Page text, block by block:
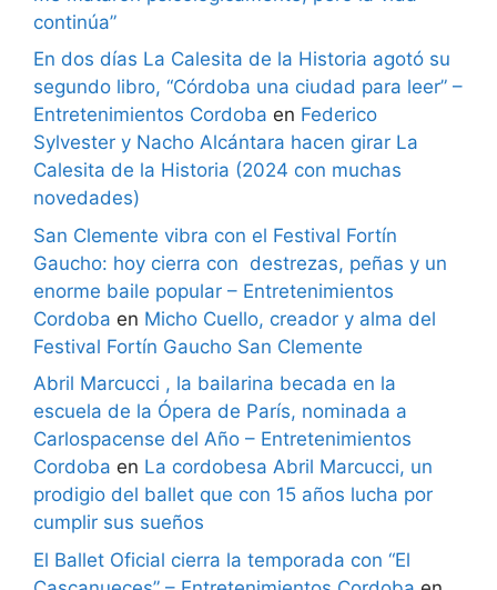
continúa”
En dos días La Calesita de la Historia agotó su
segundo libro, “Córdoba una ciudad para leer” –
Entretenimientos Cordoba en Federico
Sylvester y Nacho Alcántara hacen girar La
Calesita de la Historia (2024 con muchas
novedades)
San Clemente vibra con el Festival Fortín
Gaucho: hoy cierra con destrezas, peñas y un
enorme baile popular – Entretenimientos
Cordoba en Micho Cuello, creador y alma del
Festival Fortín Gaucho San Clemente
Abril Marcucci , la bailarina becada en la
escuela de la Ópera de París, nominada a
Carlospacense del Año – Entretenimientos
Cordoba en La cordobesa Abril Marcucci, un
prodigio del ballet que con 15 años lucha por
cumplir sus sueños
El Ballet Oficial cierra la temporada con “El